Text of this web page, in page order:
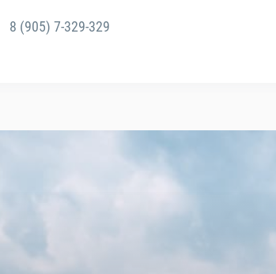
8 (905) 7-329-329